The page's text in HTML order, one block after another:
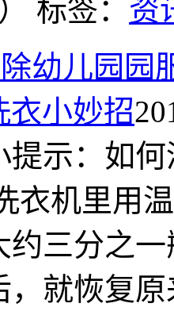
标签： 资
幼儿园园
衣小妙招
提示：如
衣机里用
约三分之
，就恢复